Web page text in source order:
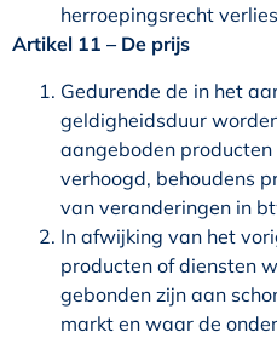
herroepingsrecht
Artikel 11 – De prijs
Gedurende de in het
geldigheidsduur
aangeboden
verhoogd, behoudens
van veranderingen in
In afwijking van het
producten of diensten
gebonden zijn aan
markt en waar de